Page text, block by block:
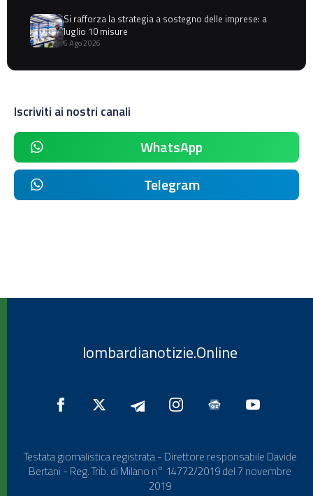
Si rafforza la strategia a sostegno delle imprese: a
luglio 10 misure
6 Ago 2026
Iscriviti ai nostri canali
WhatsApp
Telegram
lombardianotizie.Online
Testata giornalistica registrata - Direttore responsabile Davide
Bertani - Reg. Trib. di Milano n° 14772/2019 del 7 novembre
2019